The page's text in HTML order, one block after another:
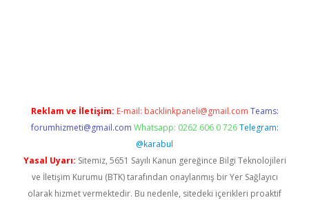
Reklam ve İletişim: E-mail: backlinkpaneli@gmail.com Teams:
forumhizmeti@gmail.com Whatsapp: 0262 606 0 726 Telegram:
@karabul
Yasal Uyarı: Sitemiz, 5651 Sayılı Kanun gereğince Bilgi Teknolojileri
ve İletişim Kurumu (BTK) tarafından onaylanmış bir Yer Sağlayıcı
olarak hizmet vermektedir. Bu nedenle, sitedeki içerikleri proaktif